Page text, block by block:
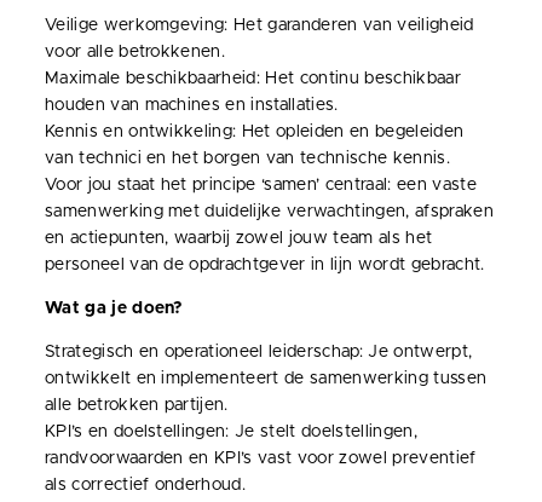
Veilige werkomgeving: Het garanderen van veiligheid
voor alle betrokkenen.
Maximale beschikbaarheid: Het continu beschikbaar
houden van machines en installaties.
Kennis en ontwikkeling: Het opleiden en begeleiden
van technici en het borgen van technische kennis.
Voor jou staat het principe ‘samen’ centraal: een vaste
samenwerking met duidelijke verwachtingen, afspraken
en actiepunten, waarbij zowel jouw team als het
personeel van de opdrachtgever in lijn wordt gebracht.
Wat ga je doen?
Strategisch en operationeel leiderschap: Je ontwerpt,
ontwikkelt en implementeert de samenwerking tussen
alle betrokken partijen.
KPI’s en doelstellingen: Je stelt doelstellingen,
randvoorwaarden en KPI’s vast voor zowel preventief
als correctief onderhoud.